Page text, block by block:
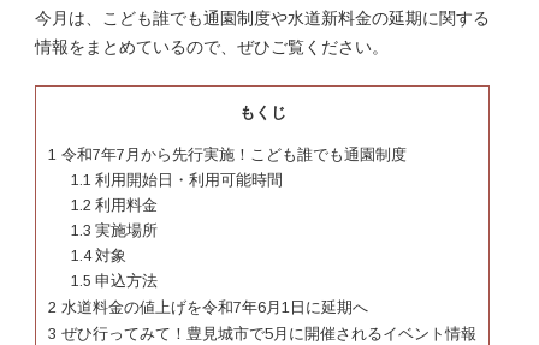
今月は、こども誰でも通園制度や水道新料金の延期に関する
情報をまとめているので、ぜひご覧ください。
もくじ
1 令和7年7月から先行実施！こども誰でも通園制度
1.1 利用開始日・利用可能時間
1.2 利用料金
1.3 実施場所
1.4対象
1.5 申込方法
2 水道料金の値上げを令和7年6月1日に延期へ
3 ぜひ行ってみて！豊見城市で5月に開催されるイベント情報